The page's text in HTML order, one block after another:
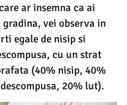
ar insemna ca ai
vei observa in
egale de nisip si
cu un strat
(40% nisip, 40%
20% lut).